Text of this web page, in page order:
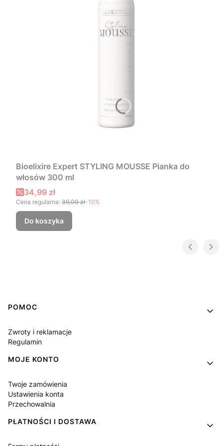
Bioelixire Expert STYLING MOUSSE Pianka do
włosów 300 ml
Cena promocyjna
34,99 zł
Cena regularna: 39,00 zł-10%
Do koszyka
Linki w stopce
POMOC
Zwroty i reklamacje
Regulamin
MOJE KONTO
Twoje zamówienia
Ustawienia konta
Przechowalnia
PŁATNOŚCI I DOSTAWA